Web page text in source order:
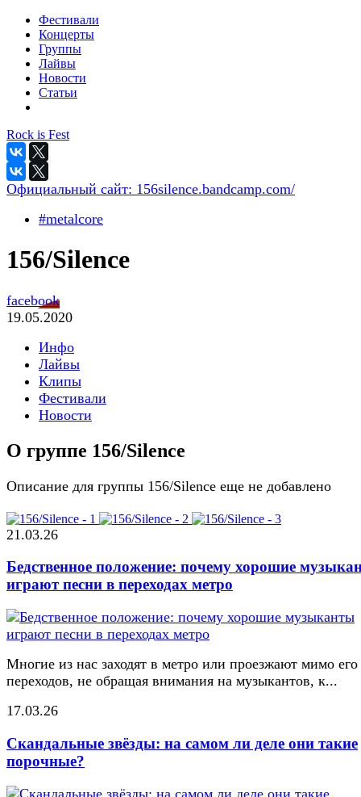
Фестивали
Концерты
Группы
Лайвы
Новости
Статьи
Rock is Fest
Официальный сайт: 156silence.bandcamp.com/
#metalcore
156/Silence
facebook
19.05.2020
Инфо
Лайвы
Клипы
Фестивали
Новости
О группе 156/Silence
Описание для группы 156/Silence еще не добавлено
21.03.26
Бедственное положение: почему хорошие
играют песни в переходах метро
Многие из нас заходят в метро или проезжают мимо его
переходов, не обращая внимания на музыкантов, к...
17.03.26
Скандальные звёзды: на самом ли деле они такие
порочные?